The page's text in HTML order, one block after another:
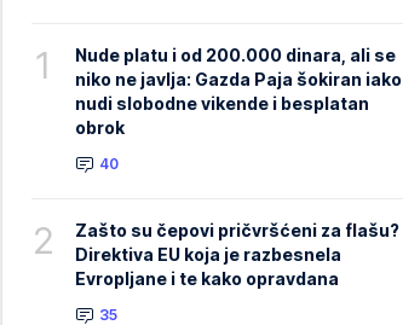
1
Nude platu i od 200.000 dinara, ali se
niko ne javlja: Gazda Paja šokiran iako
nudi slobodne vikende i besplatan
obrok
40
2
Zašto su čepovi pričvršćeni za flašu?
Direktiva EU koja je razbesnela
Evropljane i te kako opravdana
35